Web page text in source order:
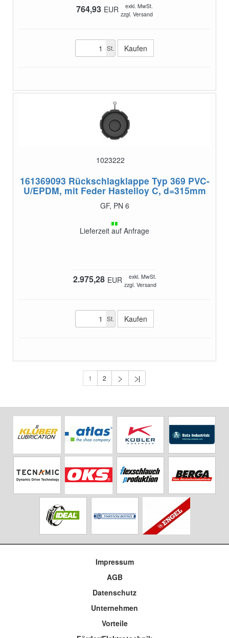
764,93 EUR
exkl. MwSt.
zzgl. Versand
St.
1023222
161369093 Rückschlagklappe Typ 369 PVC-
U/EPDM, mit Feder Hastelloy C, d=315mm
GF, PN 6
Lieferzeit auf Anfrage
2.975,28 EUR
exkl. MwSt.
zzgl. Versand
St.
1 2
Impressum
AGB
Datenschutz
Unternehmen
Vorteile